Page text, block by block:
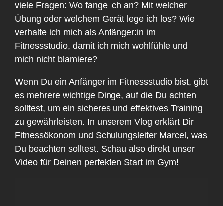
viele Fragen: Wo fange ich an? Mit welcher
Übung oder welchem Gerät lege ich los? Wie
verhalte ich mich als Anfänger:in im
Fitnessstudio, damit ich mich wohlfühle und
mich nicht blamiere?
Wenn Du ein Anfänger im Fitnessstudio bist, gibt
es mehrere wichtige Dinge, auf die Du achten
solltest, um ein sicheres und effektives Training
zu gewährleisten. In unserem Vlog erklärt Dir
Fitnessökonom und Schulungsleiter Marcel, was
Du beachten solltest. Schau also direkt unser
Video für Deinen perfekten Start im Gym!